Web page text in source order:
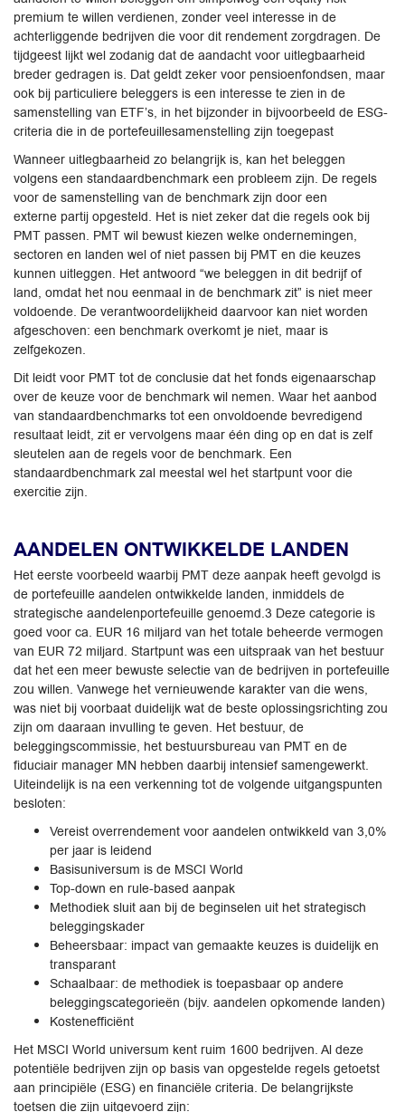
premium te willen verdienen, zonder veel interesse in de
achterliggende bedrijven die voor dit rendement zorgdragen. De
tijdgeest lijkt wel zodanig dat de aandacht voor uitlegbaarheid
breder gedragen is. Dat geldt zeker voor pensioenfondsen, maar
ook bij particuliere beleggers is een interesse te zien in de
samenstelling van ETF’s, in het bijzonder in bijvoorbeeld de ESG-
criteria die in de portefeuillesamenstelling zijn toegepast
Wanneer uitlegbaarheid zo belangrijk is, kan het beleggen
volgens een standaardbenchmark een probleem zijn. De regels
voor de samenstelling van de benchmark zijn door een
externe partij opgesteld. Het is niet zeker dat die regels ook bij
PMT passen. PMT wil bewust kiezen welke ondernemingen,
sectoren en landen wel of niet passen bij PMT en die keuzes
kunnen uitleggen. Het antwoord “we beleggen in dit bedrijf of
land, omdat het nou eenmaal in de benchmark zit” is niet meer
voldoende. De verantwoordelijkheid daarvoor kan niet worden
afgeschoven: een benchmark overkomt je niet, maar is
zelfgekozen.
Dit leidt voor PMT tot de conclusie dat het fonds eigenaarschap
over de keuze voor de benchmark wil nemen. Waar het aanbod
van standaardbenchmarks tot een onvoldoende bevredigend
resultaat leidt, zit er vervolgens maar één ding op en dat is zelf
sleutelen aan de regels voor de benchmark. Een
standaardbenchmark zal meestal wel het startpunt voor die
exercitie zijn.
AANDELEN ONTWIKKELDE LANDEN
Het eerste voorbeeld waarbij PMT deze aanpak heeft gevolgd is
de portefeuille aandelen ontwikkelde landen, inmiddels de
strategische aandelenportefeuille genoemd.3 Deze categorie is
goed voor ca. EUR 16 miljard van het totale beheerde vermogen
van EUR 72 miljard. Startpunt was een uitspraak van het bestuur
dat het een meer bewuste selectie van de bedrijven in portefeuille
zou willen. Vanwege het vernieuwende karakter van die wens,
was niet bij voorbaat duidelijk wat de beste oplossingsrichting zou
zijn om daaraan invulling te geven. Het bestuur, de
beleggingscommissie, het bestuursbureau van PMT en de
fiduciair manager MN hebben daarbij intensief samengewerkt.
Uiteindelijk is na een verkenning tot de volgende uitgangspunten
besloten:
Vereist overrendement voor aandelen ontwikkeld van 3,0%
per jaar is leidend
Basisuniversum is de MSCI World
Top-down en rule-based aanpak
Methodiek sluit aan bij de beginselen uit het strategisch
beleggingskader
Beheersbaar: impact van gemaakte keuzes is duidelijk en
transparant
Schaalbaar: de methodiek is toepasbaar op andere
beleggingscategorieën (bijv. aandelen opkomende landen)
Kostenefficiënt
Het MSCI World universum kent ruim 1600 bedrijven. Al deze
potentiële bedrijven zijn op basis van opgestelde regels getoetst
aan principiële (ESG) en financiële criteria. De belangrijkste
toetsen die zijn uitgevoerd zijn: